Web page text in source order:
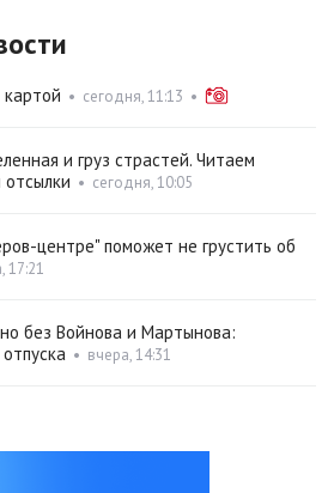
• сегодня, 11:13 •
и груз страстей. Читаем
• сегодня, 10:05
центре" поможет не грустить об
17:21
без Войнова и Мартынова:
• вчера, 14:31